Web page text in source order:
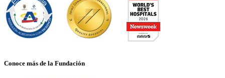
Conoce más de la Fundación